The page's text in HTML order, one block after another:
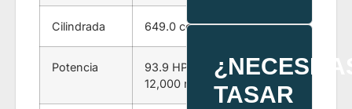
Cilindrada 649.0 cc
Potencia
93.9 HP @
12,000 rpm
TASAR